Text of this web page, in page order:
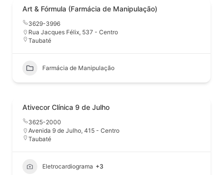
Art & Fórmula (Farmácia de Manipulação)
3629-3996
Rua Jacques Félix, 537 - Centro
Taubaté
Farmácia de Manipulação
Ativecor Clínica 9 de Julho
3625-2000
Avenida 9 de Julho, 415 - Centro
Taubaté
Eletrocardiograma +3